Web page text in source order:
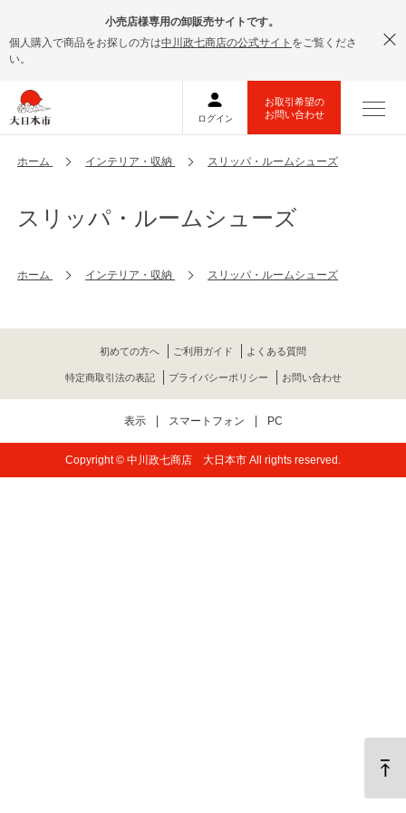
小売店様専用の卸販売サイトです。
個人購入で商品をお探しの方は中川政七商店の公式サイト をご覧くださ
い。
ホーム インテリア・収納 スリッパ・ルームシューズ
スリッパ・ルームシューズ
ホーム インテリア・収納 スリッパ・ルームシューズ
初めての方へ ご利用ガイド よくある質問
特定商取引法の表記 プライバシーポリシー お問い合わせ
表示 スマートフォン PC
Copyright © 中川政七商店 大日本市 All rights reserved.